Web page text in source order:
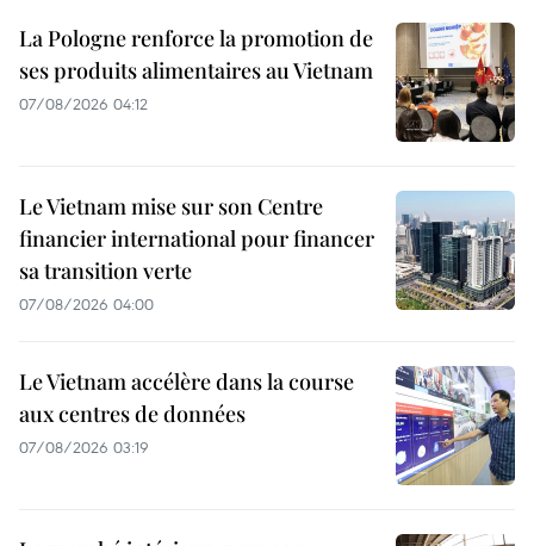
La Pologne renforce la promotion de
ses produits alimentaires au Vietnam
07/08/2026 04:12
Le Vietnam mise sur son Centre
financier international pour financer
sa transition verte
07/08/2026 04:00
Le Vietnam accélère dans la course
aux centres de données
07/08/2026 03:19